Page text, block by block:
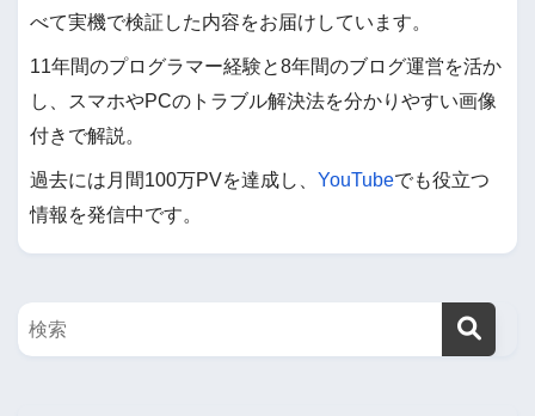
べて実機で検証した内容をお届けしています。
11年間のプログラマー経験と8年間のブログ運営を活か
し、スマホやPCのトラブル解決法を分かりやすい画像
付きで解説。
過去には月間100万PVを達成し、 YouTubeでも役立つ
情報を発信中です。